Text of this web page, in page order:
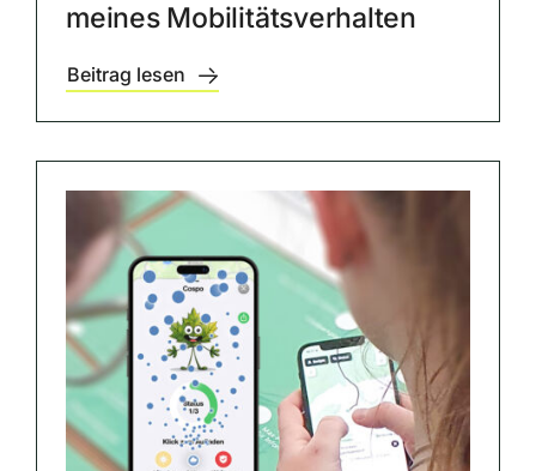
meines Mobilitätsverhalten
Beitrag lesen